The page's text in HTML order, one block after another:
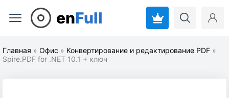
enFull
Главная » Офис » Конвертирование и редактирование PDF »
Spire.PDF for .NET 10.1 + ключ